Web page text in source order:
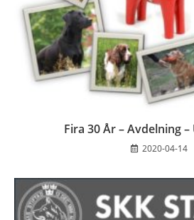
Fira 30 År – Avdelning
2020-04-14